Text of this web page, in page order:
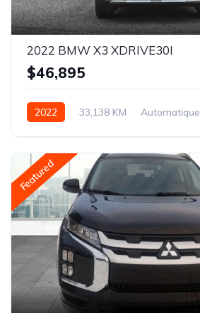
2022 BMW X3 XDRIVE30I
$46,895
2022 33,138 KM Automatique
Featured